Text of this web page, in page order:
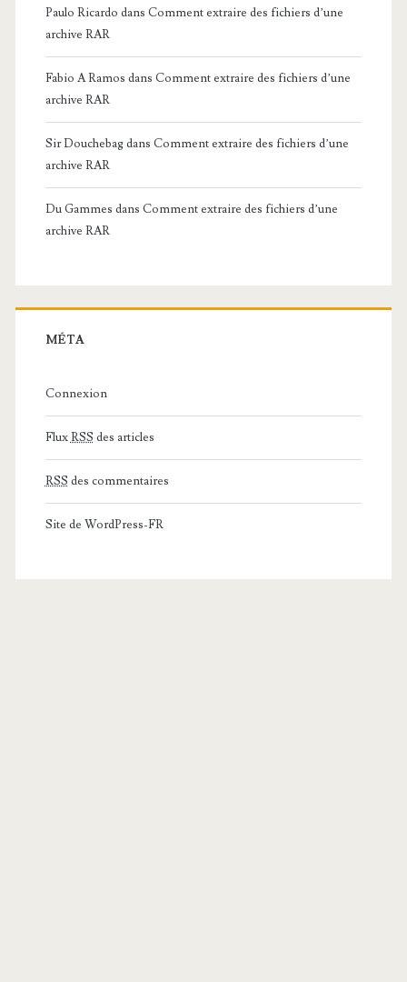
Paulo Ricardo dans Comment extraire des fichiers d’une
archive RAR
Fabio A Ramos dans Comment extraire des fichiers d’une
archive RAR
Sir Douchebagdans Comment extraire des fichiers d’une
archive RAR
Du Gammes dans Comment extraire des fichiers d’une
archive RAR
MÉTA
Connexion
FluxRSS des articles
RSS des commentaires
Site de WordPress-FR